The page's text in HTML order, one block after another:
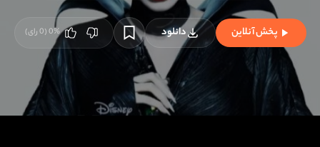
پخش آنلاین دانلود 0%
(
0رای)